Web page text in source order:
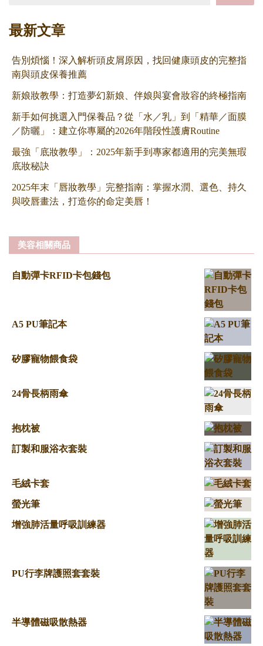
最新文章
告別煩惱！深入解析頭皮屑原因，找回健康頭皮的完整指
南與頭皮保養推薦
新娘妝教學：打造夢幻新娘、伴娘與宴會妝容的終極指南
新手如何挑選入門保養品？從「水／乳」到「精華／面膜
／防曬」：建立你專屬的2026年階段性護膚Routine
最強「底妝教學」：2025年新手到專家都適用的完美無瑕
底妝秘訣
2025年末「唇妝教學」完整指南：掌握水潤、選色、持久
與咬唇畫法，打造你的命定美唇！
美容相關商品
自動彈卡RFID卡包錢包
A5 PU筆記本
矽膠寵物餵食袋
24骨長柄雨傘
抱枕被
訂製和服浴衣套裝
毛絨卡套
螢光筆
增強肺活量呼吸訓練器
PU行李牌護照套套裝
半導體磁吸散熱器